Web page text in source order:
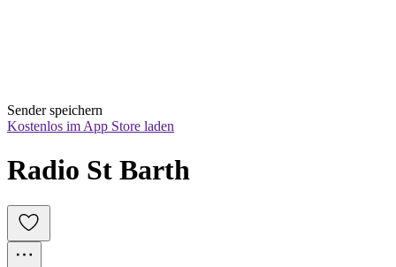
Sender speichern
Kostenlos im App Store laden
Radio St Barth